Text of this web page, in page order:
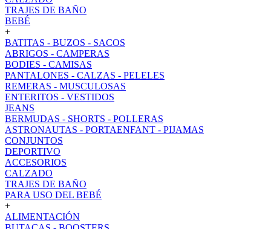
TRAJES DE BAÑO
BEBÉ
+
BATITAS - BUZOS - SACOS
ABRIGOS - CAMPERAS
BODIES - CAMISAS
PANTALONES - CALZAS - PELELES
REMERAS - MUSCULOSAS
ENTERITOS - VESTIDOS
JEANS
BERMUDAS - SHORTS - POLLERAS
ASTRONAUTAS - PORTAENFANT - PIJAMAS
CONJUNTOS
DEPORTIVO
ACCESORIOS
CALZADO
TRAJES DE BAÑO
PARA USO DEL BEBÉ
+
ALIMENTACIÓN